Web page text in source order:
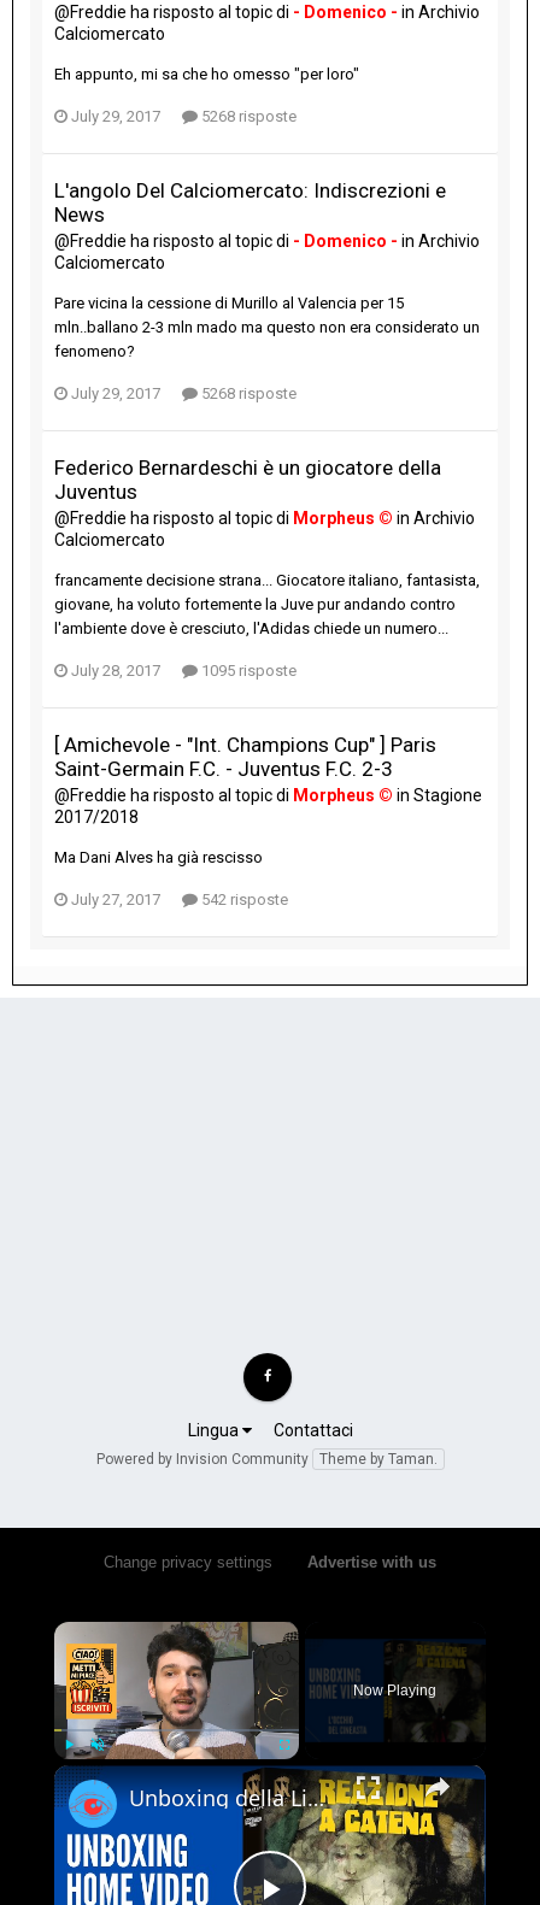
@Freddie ha risposto al topic di - Domenico - in Archivio
Calciomercato
Eh appunto, mi sa che ho omesso "per loro"
July 29, 2017 5268 risposte
L'angolo Del Calciomercato: Indiscrezioni e
News
@Freddie ha risposto al topic di - Domenico - in Archivio
Calciomercato
Pare vicina la cessione di Murillo al Valencia per 15
mln..ballano 2-3 mln mado ma questo non era considerato un
fenomeno?
July 29, 2017 5268 risposte
Federico Bernardeschi è un giocatore della
Juventus
@Freddie ha risposto al topic di Morpheus © in Archivio
Calciomercato
francamente decisione strana... Giocatore italiano, fantasista,
giovane, ha voluto fortemente la Juve pur andando contro
l'ambiente dove è cresciuto, l'Adidas chiede un numero...
July 28, 2017 1095 risposte
[ Amichevole - "Int. Champions Cup" ] Paris
Saint-Germain F.C. - Juventus F.C. 2-3
@Freddie ha risposto al topic di Morpheus © in Stagione
2017/2018
Ma Dani Alves ha già rescisso
July 27, 2017 542 risposte
Lingua Contattaci
Powered by Invision Community Theme by Taman.
Change privacy settings Advertise with us
×
Play Unmute Fullscreen
Now Playing
×
Unboxing della Limited Edition 4K UHD + Blu-ray di Reazione a Catena - Vale la pena acquistarla?